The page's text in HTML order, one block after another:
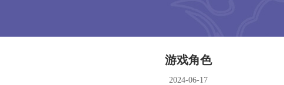
游戏角色
2024-06-17